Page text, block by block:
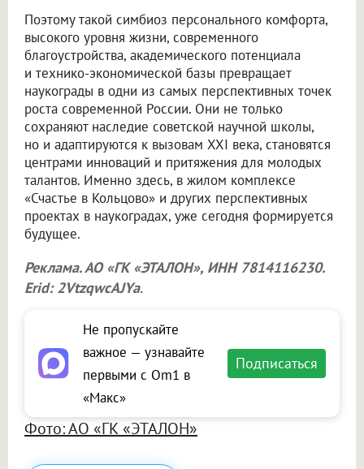
Поэтому такой симбиоз персонального комфорта,
высокого уровня жизни, современного
благоустройства, академического потенциала
и технико-экономической базы превращает
наукограды в одни из самых перспективных точек
роста современной России. Они не только
сохраняют наследие советской научной школы,
но и адаптируются к вызовам XXI века, становятся
центрами инноваций и притяжения для молодых
талантов. Именно здесь, в жилом комплексе
«Счастье в Кольцово» и других перспективных
проектах в наукоградах, уже сегодня формируется
будущее.
Реклама. АО «ГК «ЭТАЛОН», ИНН 7814116230.
Erid: 2VtzqwcAJYa.
Не пропускайте
важное — узнавайте
первыми с Om1 в
«Макс»
Подписаться
Фото: АО «ГК «ЭТАЛОН»